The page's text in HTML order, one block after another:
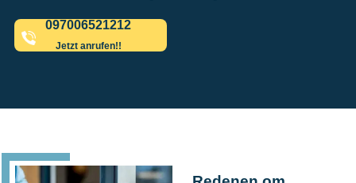
097006521212
Jetzt anrufen!!